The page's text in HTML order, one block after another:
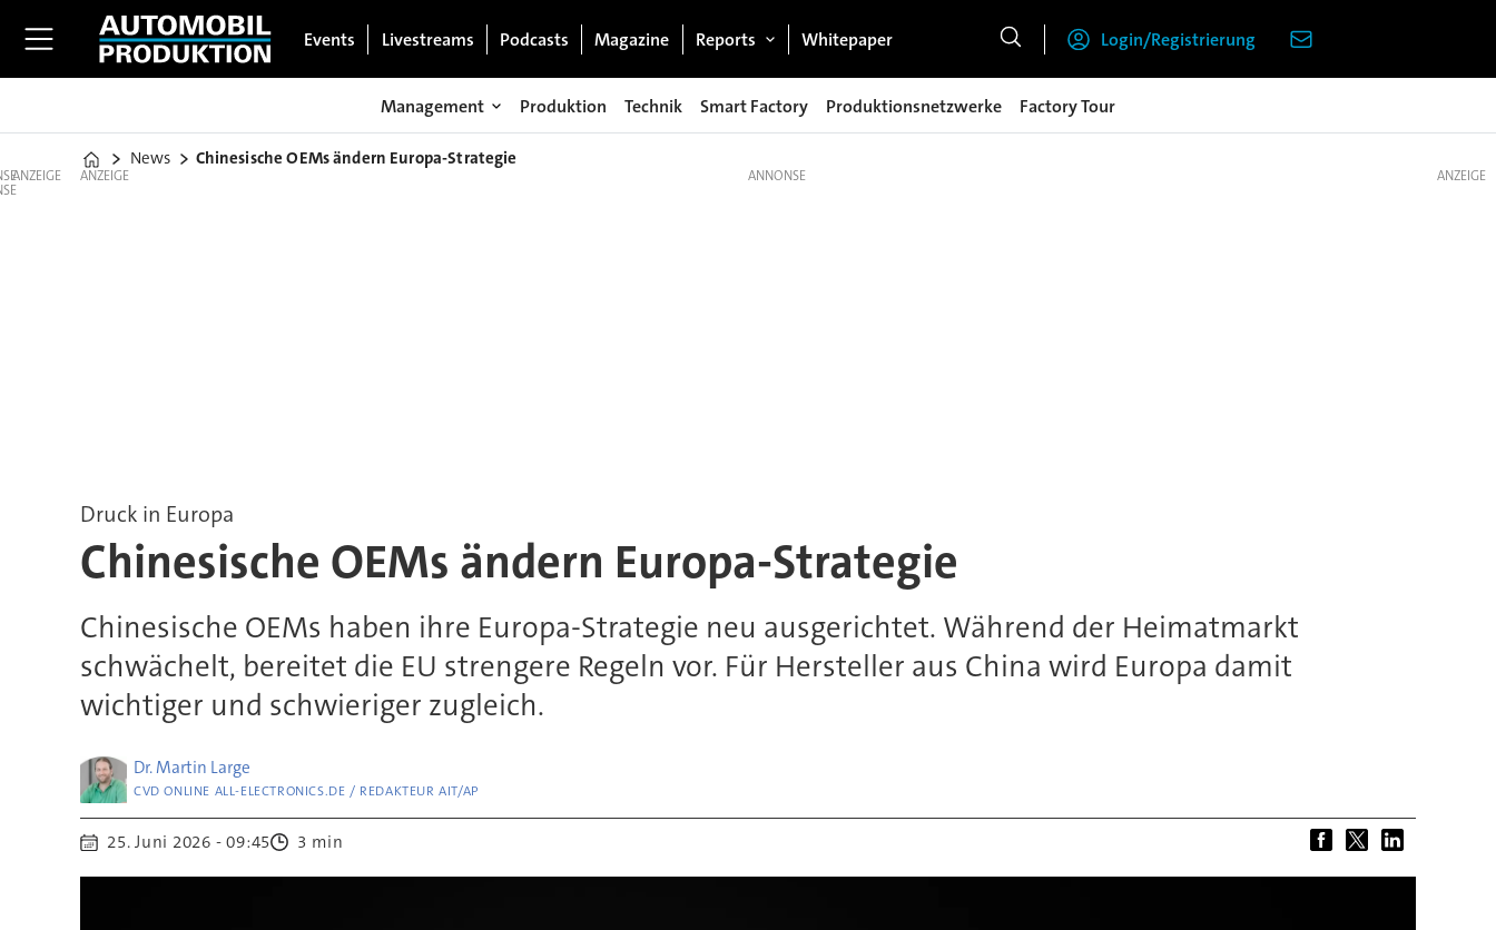
Events Livestreams Podcasts Magazine Reports Whitepaper Login/Registrierung
Management Produktion Technik Smart Factory Produktionsnetzwerke Factory Tour
Home
News Chinesische OEMs ändern Europa-Strategie
ANZEIGE ANZEIGE
Druck in Europa
Chinesische OEMs ändern Europa-Strategie
Chinesische OEMs haben ihre Europa-Strategie neu ausgerichtet. Während der Heimatmarkt
schwächelt, bereitet die EU strengere Regeln vor. Für Hersteller aus China wird Europa damit
wichtiger und schwieriger zugleich.
Dr. Martin Large
CVD ONLINE ALL-ELECTRONICS.DE / REDAKTEUR AIT/AP
25. Juni 2026 - 09:45 3 min
ANZEIGE